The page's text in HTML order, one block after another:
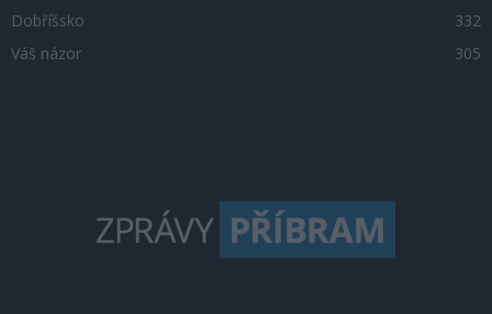
Dobříšsko
332
Váš názor
305